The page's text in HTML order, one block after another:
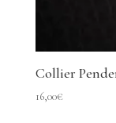
Collier
16,00€